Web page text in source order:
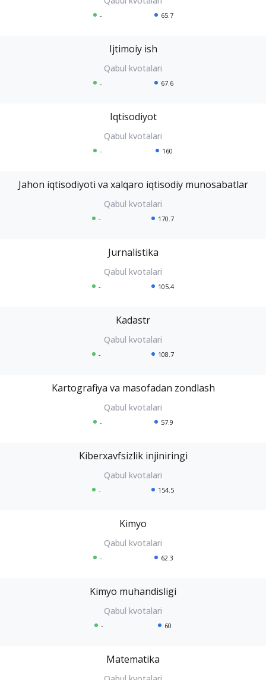
- 65.7
Ijtimoiy ish
- 67.6
Iqtisodiyot
- 160
Jahon iqtisodiyoti va xalqaro iqtisodiy munosabatlar
- 170.7
Jurnalistika
- 105.4
Kadastr
- 108.7
Kartografiya va masofadan zondlash
- 57.9
Kiberxavfsizlik injiniringi
- 154.5
Kimyo
- 62.3
Kimyo muhandisligi
- 60
Matematika